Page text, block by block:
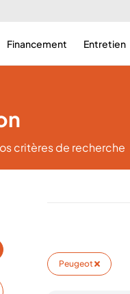
Financement Entretien
critères de recherche
Peugeot